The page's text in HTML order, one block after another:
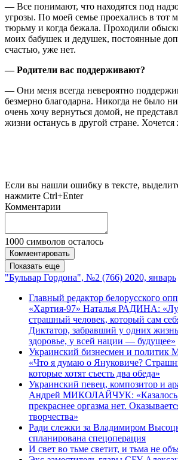
— Все понимают, что находятся под
угрозы. По моей семье проехались в тот
тюрьму и когда бежала. Проходили
моих бабушек и дедушек, постоянные
счастью, уже нет.
— Родители вас поддерживают?
— Они меня всегда невероятно
безмерно благодарна. Никогда не было
очень хочу вернуться домой, не
жизни останусь в другой стране.
Если вы нашли ошибку в тексте,
нажмите Ctrl+Enter
Комментарии
1000 символов осталось
Комментировать
Показать еще
"Бульвар Гордона", №2 (766) 2020, январь
Главный редактор белорусского
«Хартия-97» Наталья РАДИНА:
страшный человек, который сам
Диктатор, забравший у одних
здоровье, у всей нации — будущее»
Украинский бизнесмен и
«Что я думаю о Януковиче?
которые хотят съесть два обеда»
Украинский певец, композитор и
Андрей МИКОЛАЙЧУК: «Казалось
прекраснее оргазма нет.
творчества»
Ради слежки за Владимиром
спланирована спецоперация
И свет во тьме светит, и тьма не